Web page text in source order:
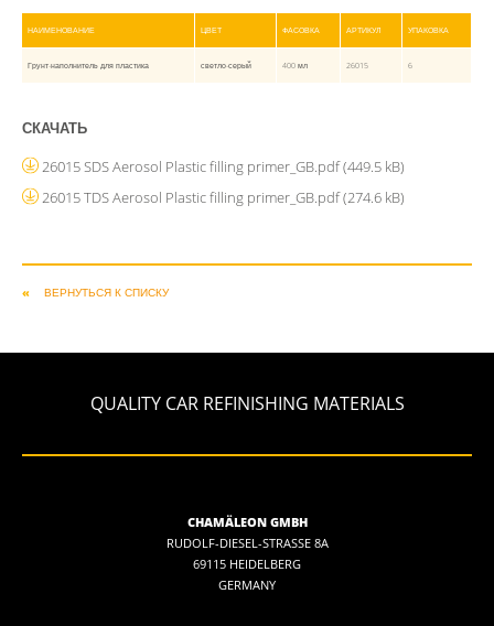
НАИМЕНОВАНИЕ ЦВЕТ ФАСОВКА АРТИКУЛ УПАКОВКА
Грунт-наполнитель для пластика светло-серый 400 мл 26015 6
СКАЧАТЬ
26015 SDS Aerosol Plastic filling primer_GB.pdf(449.5 kB)
26015 TDS Aerosol Plastic filling primer_GB.pdf(274.6 kB)
ВЕРНУТЬСЯ К СПИСКУ
QUALITY CAR REFINISHING MATERIALS
CHAMÄLEON GMBH
RUDOLF-DIESEL-STRASSE 8A
69115 HEIDELBERG
GERMANY